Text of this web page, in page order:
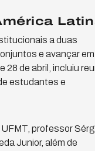
a duas
e avançar em
de abril, incluiu
estudantes e
professor
Junior, além de